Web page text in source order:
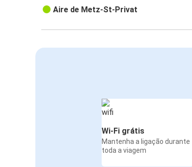
Aire de Metz-St-Privat
Wi-Fi grátis
Mantenha a ligação durante
toda a viagem